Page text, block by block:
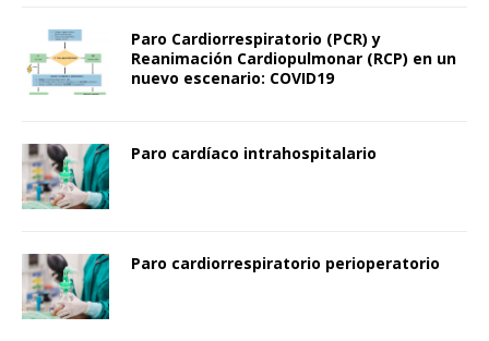
Paro Cardiorrespiratorio (PCR) y
Reanimación Cardiopulmonar (RCP) en un
nuevo escenario: COVID19
Paro cardíaco intrahospitalario
Paro cardiorrespiratorio perioperatorio